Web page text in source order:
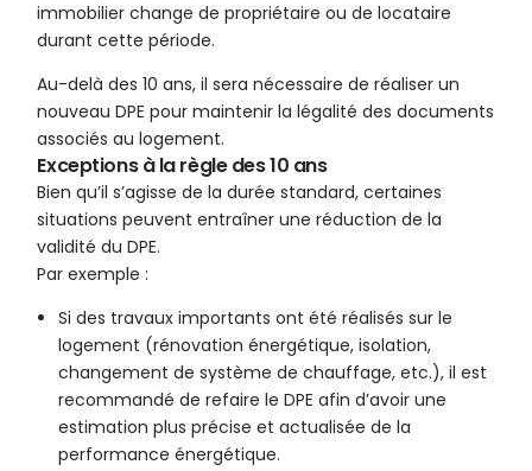
immobilier change de propriétaire ou de locataire
durant cette période.
Au-delà des 10 ans, il sera nécessaire de réaliser un
nouveau DPE pour maintenir la légalité des documents
associés au logement.
Exceptions à la règle des 10 ans
Bien qu’il s’agisse de la durée standard, certaines
situations peuvent entraîner une réduction de la
validité du DPE.
Par exemple :
Si des travaux importants ont été réalisés sur le
logement (rénovation énergétique, isolation,
changement de système de chauffage, etc.), il est
recommandé de refaire le DPE afin d’avoir une
estimation plus précise et actualisée de la
performance énergétique.